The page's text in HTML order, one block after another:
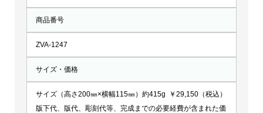
商品番号
ZVA-1247
サイズ・価格
サイズ（高さ200㎜×横幅115㎜）約415g ￥29,150（税込）
版下代、版代、彫刻代等、完成までの必要経費が含まれた価